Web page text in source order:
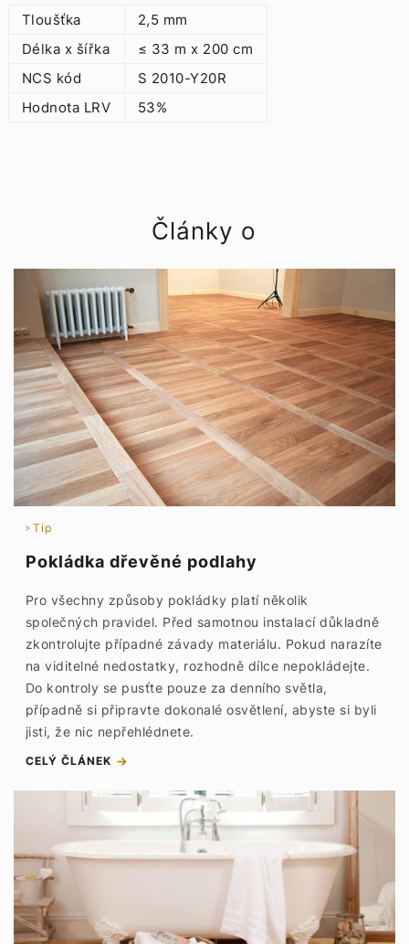
Tloušťka
2,5 mm
Délka x šířka
≤ 33 m x 200 cm
NCS kód
S 2010-Y20R
Hodnota LRV
53%
Články o
Tip
Pokládka dřevěné podlahy
Pro všechny způsoby pokládky platí několik
společných pravidel. Před samotnou instalací důkladně
zkontrolujte případné závady materiálu. Pokud narazíte
na viditelné nedostatky, rozhodně dílce nepokládejte.
Do kontroly se pusťte pouze za denního světla,
případně si připravte dokonalé osvětlení, abyste si byli
jisti, že nic nepřehlédnete.
CELÝ ČLÁNEK